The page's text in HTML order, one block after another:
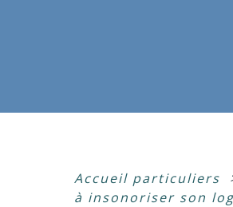
Accueil particuliers
à insonoriser son